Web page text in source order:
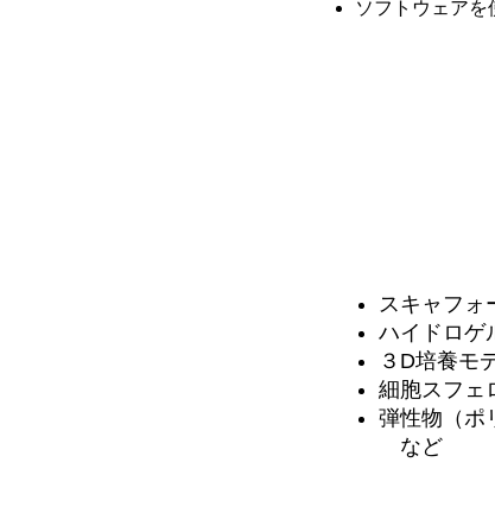
ソフトウェア
スキャフォ
ハイドロゲ
３D培養モ
細胞スフェ
弾性物（ポ
など